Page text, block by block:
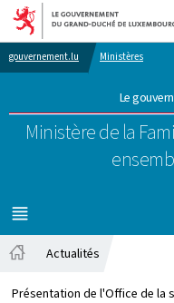
Aller
gouvernement.lu Ministères
Le
Ministère de la
MENU
PRINCIPAL
Actualités
Présentation de l'Office de la